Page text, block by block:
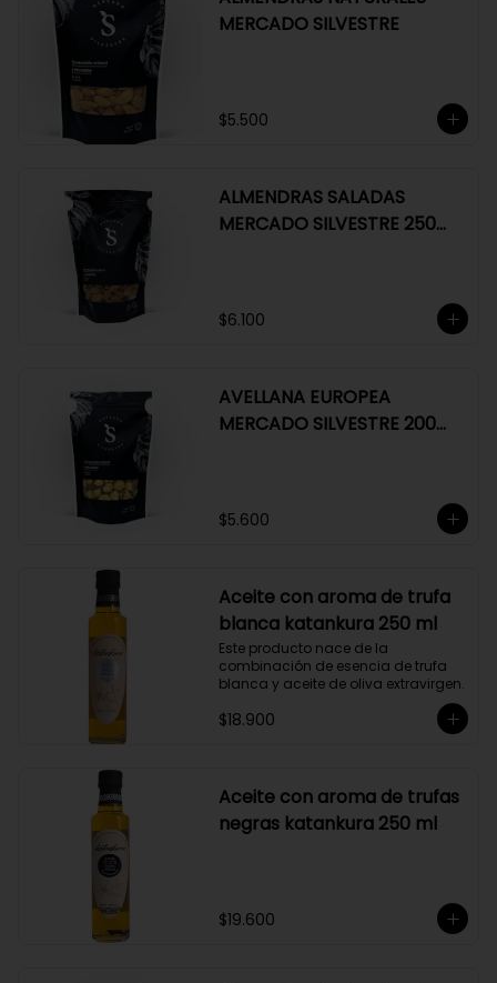
MERCADO SILVESTRE
$5.500
ALMENDRAS SALADAS
MERCADO SILVESTRE 250
$6.100
AVELLANA EUROPEA
MERCADO SILVESTRE 200
$5.600
Aceite con aroma de trufa
blanca katankura 250 ml
Este producto nace de la
combinación de esencia de trufa
blanca y aceite de oliva extravirgen.
$18.900
Aceite con aroma de trufas
negras katankura 250 ml
$19.600